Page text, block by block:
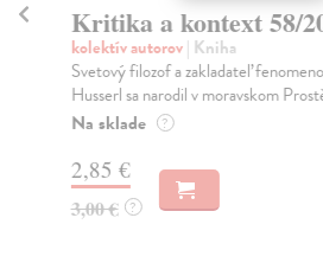
Kritika a kontext 58/
kolektív autorov| Kniha
Svetový filozof a zakladateľ
Husserl sa narodil v moravskom
Na sklade ?
2,85 €
3,00 € ?